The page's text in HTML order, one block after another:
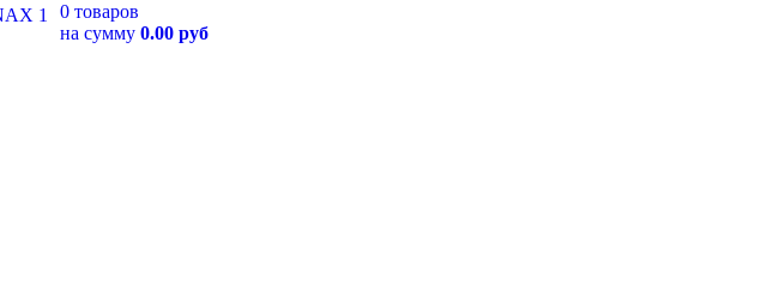
0 товаров
на сумму 0.00 руб